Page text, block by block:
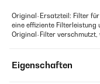
Original-Ersatzteil: Filter
eine effiziente Filterleistung
Original-Filter
Eigenschaften